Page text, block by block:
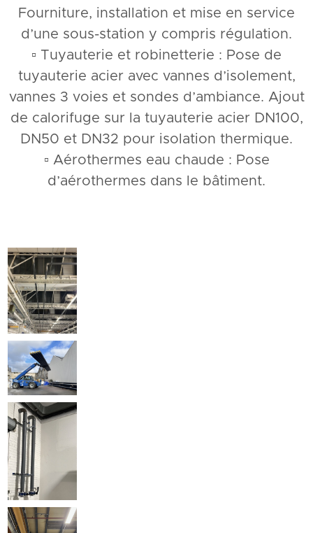
Fourniture, installation et mise en service
d’une sous-station y compris régulation.
▫️ Tuyauterie et robinetterie : Pose de
tuyauterie acier avec vannes d’isolement,
vannes 3 voies et sondes d’ambiance. Ajout
de calorifuge sur la tuyauterie acier DN100,
DN50 et DN32 pour isolation thermique.
▫️ Aérothermes eau chaude : Pose
d’aérothermes dans le bâtiment.